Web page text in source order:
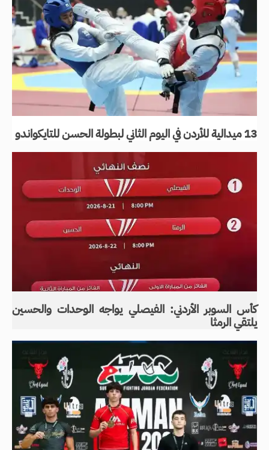
13 ميدالية للأردن في اليوم الثاني لبطولة الحسن للتايكواندو
كأس السوبر الأردني: الفيصلي يواجه الوحدات والحسين
يلتقي الرمثا